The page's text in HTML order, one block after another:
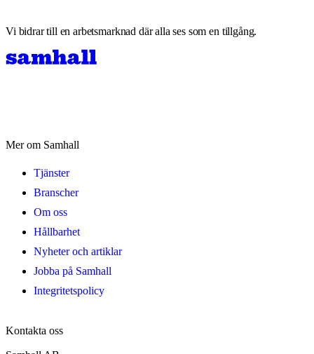
Vi bidrar till en arbetsmarknad där alla ses som en tillgång.
Mer om Samhall
Tjänster
Branscher
Om oss
Hållbarhet
Nyheter och artiklar
Jobba på Samhall
Integritetspolicy
Kontakta oss